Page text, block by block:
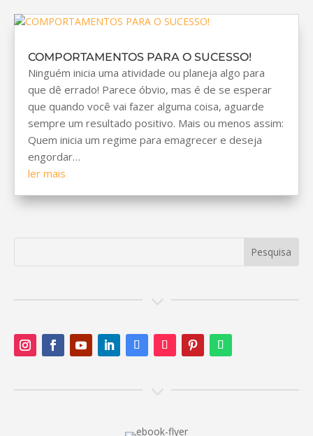
COMPORTAMENTOS PARA O SUCESSO!
Ninguém inicia uma atividade ou planeja algo para
que dê errado! Parece óbvio, mas é de se esperar
que quando você vai fazer alguma coisa, aguarde
sempre um resultado positivo. Mais ou menos assim:
Quem inicia um regime para emagrecer e deseja
engordar…
ler mais